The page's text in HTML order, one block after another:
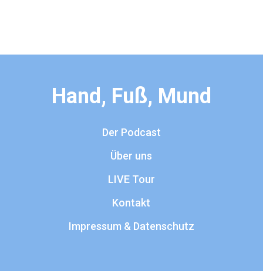
Hand, Fuß, Mund
Der Podcast
Über uns
LIVE Tour
Kontakt
Impressum & Datenschutz